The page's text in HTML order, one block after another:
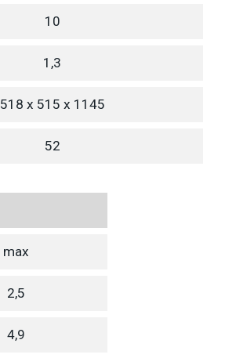
10
1,3
518 x 515 x 1145
52
max
2,5
4,9